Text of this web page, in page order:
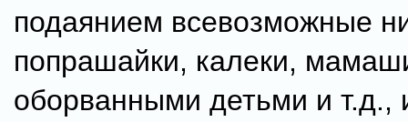
подаянием всевозможные
попрашайки, калеки,
оборванными детьми и т.д.,